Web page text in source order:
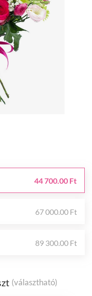
44 700.00 Ft
67 000.00 Ft
89 300.00 Ft
(választható)